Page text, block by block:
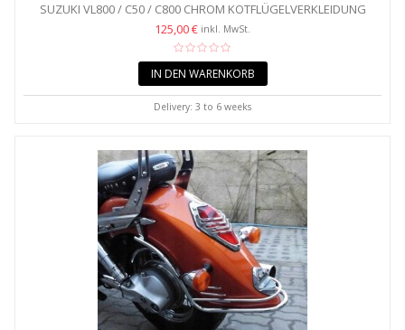
SUZUKI VL800 / C50 / C800 CHROM KOTFLÜGELVERKLEIDUNG
HINTEN
125,00 € inkl. MwSt.
IN DEN WARENKORB
Delivery: 3 to 6 weeks